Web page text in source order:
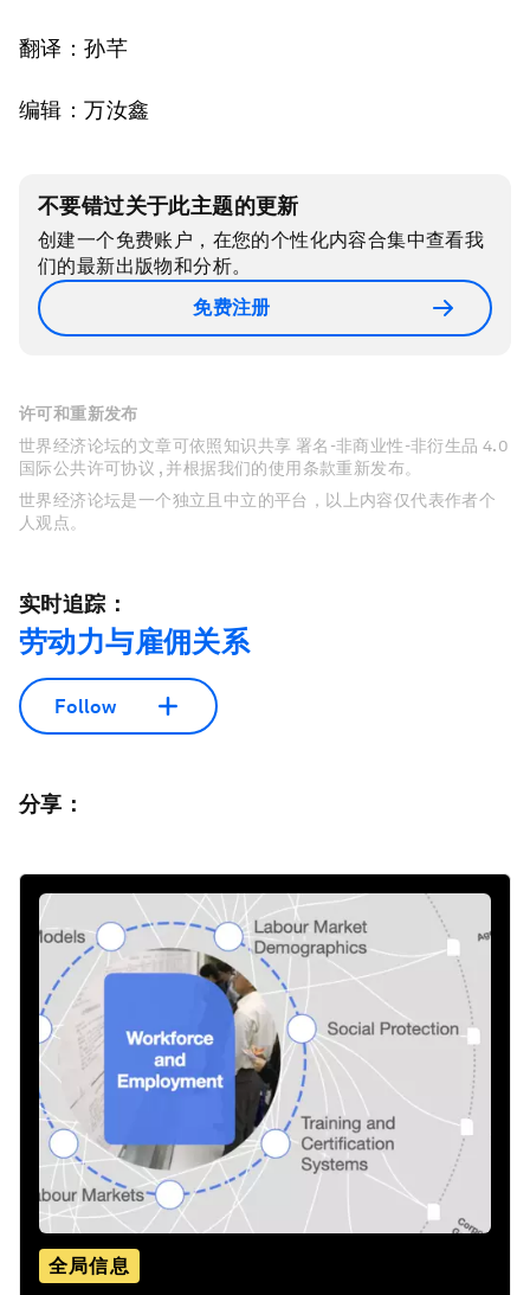
翻译：孙芊
编辑：万汝鑫
不要错过关于此主题的更新
创建一个免费账户，在您的个性化内容合集中查看我
们的最新出版物和分析。
免费注册
许可和重新发布
世界经济论坛的文章可依照知识共享 署名-非商业性-非衍生品 4.0
国际公共许可协议 , 并根据我们的使用条款重新发布。
世界经济论坛是一个独立且中立的平台，以上内容仅代表作者个
人观点。
实时追踪：
劳动力与雇佣关系
Follow
分享：
全局信息